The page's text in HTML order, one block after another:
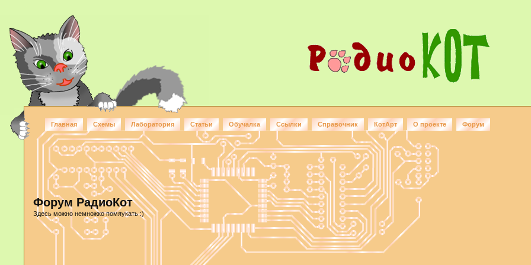
Главная Схемы Лаборатория Статьи Обучалка Ссылки Справочник КотАрт О проекте Форум
Форум РадиоКот
Здесь можно немножко помяукать :)